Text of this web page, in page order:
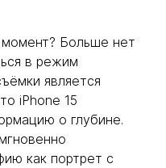
момент? Больше нет
в режим
является
iPhone 15
о глубине.
как портрет с